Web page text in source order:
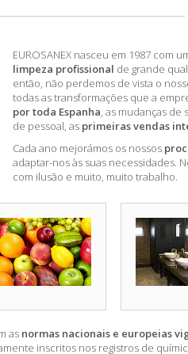
EUROSANEX nasceu em 1987 com
limpeza profissional de grande
então, não perdemos de vista o
todas as transformações que a
por toda Espanha, as mudanças de
de pessoal, as primeiras vendas
Cada ano mejorámos os nossos
adaptar-nos às suas necessidades.
com ilusão e muito, muito trabalho.
as normas nacionais e europeias
inscritos nos registros de